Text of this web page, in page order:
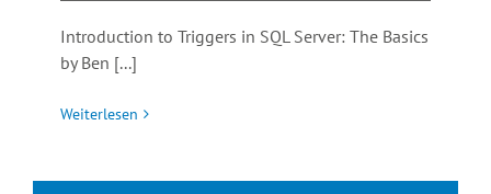
Introduction to Triggers in SQL Server: The Basics
by Ben [...]
Weiterlesen